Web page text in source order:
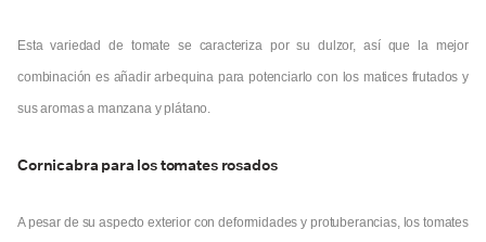
Esta variedad de tomate se caracteriza por su dulzor, así que la mejor
combinación es añadir arbequina para potenciarlo con los matices frutados y
sus aromas a manzana y plátano.
Cornicabra para los tomates rosados
A pesar de su aspecto exterior con deformidades y protuberancias, los tomates